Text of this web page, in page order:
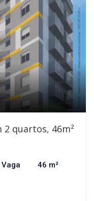
quartos, 46m²
Vaga 46 m²